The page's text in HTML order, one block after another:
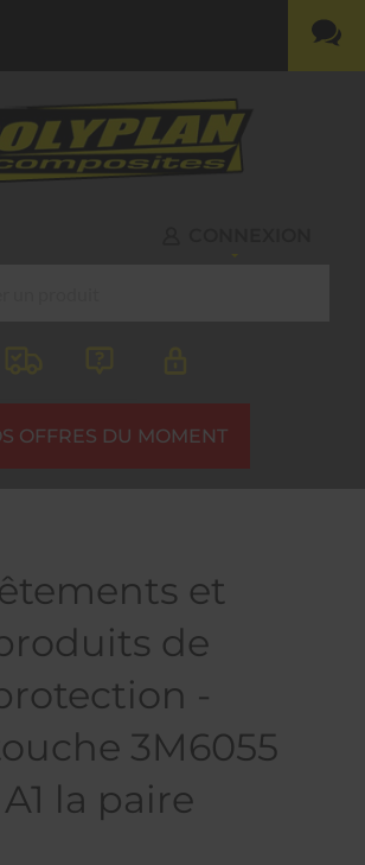
OFFRES DU MOMENT
et
de
-
3M6055
A1 la paire